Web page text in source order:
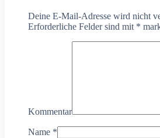
Deine E-Mail-Adresse wird nicht
Erforderliche Felder sind mit *
Kommentar
Name *